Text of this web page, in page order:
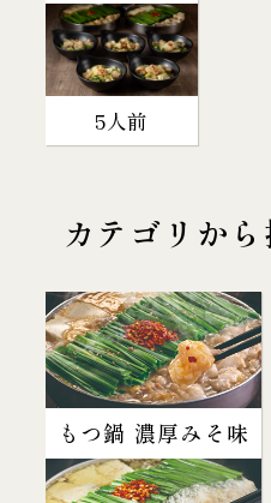
5人前
カテゴリから
もつ鍋 濃厚みそ味